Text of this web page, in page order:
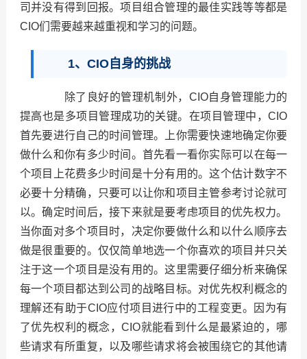
司并没有得到回报。项目组合管理的最佳实践等等都是
CIO们需要越来越重视和学习的问题。
1、CIO自身的挑战
除了良好的管理机制外，CIO自身管理能力的
提高也是多项目管理成功的关键。在项目管理中，CIO
首先要进行自己的时间管理。上你需要快速地确定你要
做什么和你有多少时间。首先看一看你实际可以在每一
个项目上花费多少时间是十分有用的。这个估计数字不
必要十分精确，只要可以让你和项目主管参考讨论就可
以。确定时间后，接下来就是要考虑项目的优先权力。
当你面对多个项目时，决定你要做什么和以什么顺序去
做是很重要的。仅仅简单地选一个你喜欢的项目并只关
注于这一个项目是没有用的。这里需要仔细分析来确保
每一个项目都达到公司的战略目标。对优先权利概念的
理解还有助于CIO应付项目进行中的工程变更。因为有
了优先权利的概念，CIO就能看到什么是最紧迫的，哪
些请求有所重复，以及哪些请求将会被围绕它的其他请